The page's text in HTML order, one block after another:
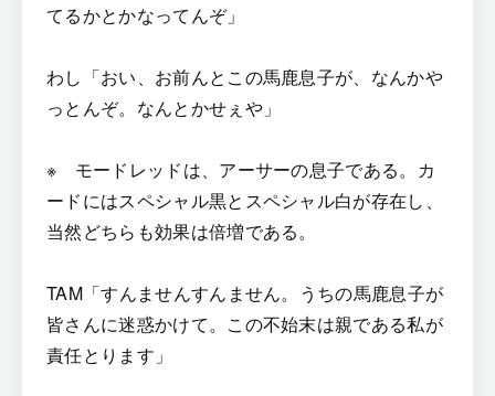
てるかとかなってんぞ」
わし「おい、お前んとこの馬鹿息子が、なんかや
っとんぞ。なんとかせぇや」
※ モードレッドは、アーサーの息子である。カ
ードにはスペシャル黒とスペシャル白が存在し、
当然どちらも効果は倍増である。
TAM「すんませんすんません。うちの馬鹿息子が
皆さんに迷惑かけて。この不始末は親である私が
責任とります」